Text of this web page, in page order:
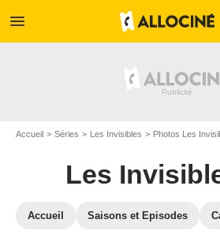
menu
Accueil Séries Les Invisibles Photos Les
Les
Accueil Saisons et Episodes